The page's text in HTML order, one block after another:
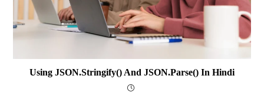
Using JSON.stringify() And JSON.parse() In Hindi